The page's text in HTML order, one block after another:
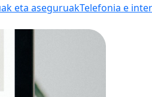
eta aseguruakTelefonia e